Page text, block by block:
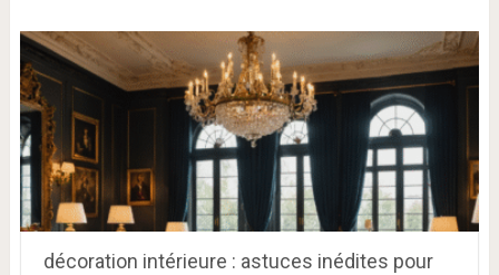
décoration intérieure : astuces inédites pour